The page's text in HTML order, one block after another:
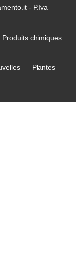
- P.Iva
Produits chimiques
Plantes